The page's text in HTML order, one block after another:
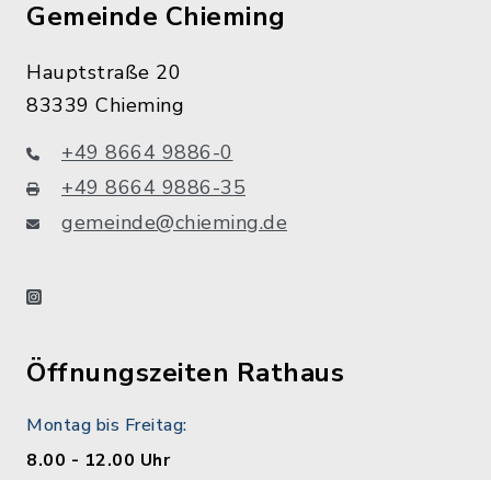
Gemeinde Chieming
Hauptstraße 20
83339 Chieming
+49 8664 9886-0
+49 8664 9886-35
gemeinde@chieming.de
instagram
Öffnungszeiten Rathaus
Montag bis Freitag:
8.00 - 12.00 Uhr